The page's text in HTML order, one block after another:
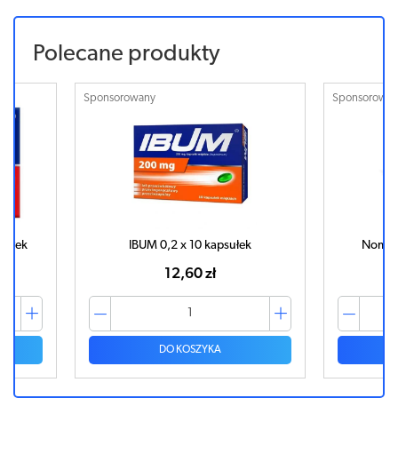
Polecane produkty
Sponsorowany
Nomigren 12,5mg x 6 tabletki
64,79 zł
DO KOSZYKA